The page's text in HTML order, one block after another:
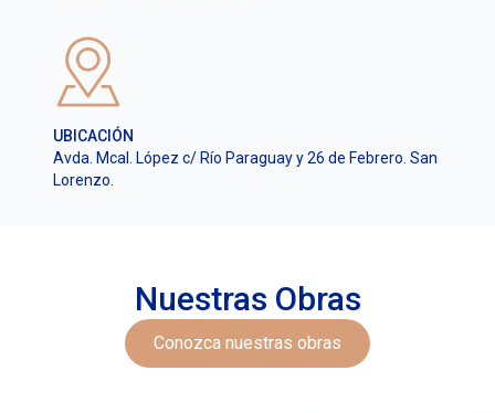
UBICACIÓN
Avda. Mcal. López c/ Río Paraguay y 26 de Febrero. San
Lorenzo.
Nuestras Obras
Conozca nuestras obras